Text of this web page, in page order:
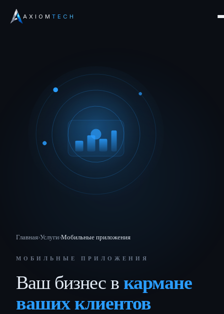
AXIOM TECH
Главная›Услуги›Мобильные приложения
МОБИЛЬНЫЕ ПРИЛОЖЕНИЯ
Ваш бизнес в кармане
ваших клиентов